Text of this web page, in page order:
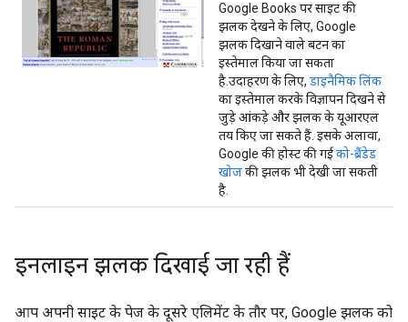
Google Books पर साइट की
झलक देखने के लिए, Google
झलक दिखाने वाले बटन का
इस्तेमाल किया जा सकता
है.उदाहरण के लिए, डाइनैमिक लिंक
का इस्तेमाल करके विज्ञापन दिखने से
जुड़े आंकड़े और झलक के यूआरएल
तय किए जा सकते हैं. इसके अलावा,
Google की होस्ट की गईको-ब्रैंडेड
खोजकी झलक भी देखी जा सकती
है.
इनलाइन झलक दिखाई जा रही हैं
आप अपनी साइट के पेज के दूसरे एलिमेंट के तौर पर, Google झलक को